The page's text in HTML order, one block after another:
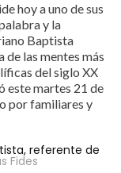
hoy a uno de sus
y la
Baptista
de las mentes más
del siglo XX
este martes 21 de
por familiares y
referente de
Fides